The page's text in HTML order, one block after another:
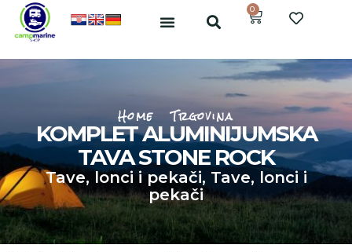
0
Home Trgovina
KOMPLET ALUMINIJUMSKA
TAVA STONE ROCK
Tave, lonci i pekači, Tave, lonci i
pekači